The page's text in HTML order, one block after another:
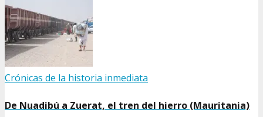
Crónicas de la historia inmediata
De Nuadibú a Zuerat, el tren del hierro (Mauritania)